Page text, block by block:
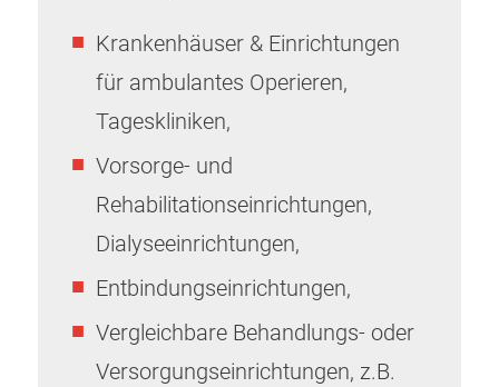
Krankenhäuser & Einrichtungen
für ambulantes Operieren,
Tageskliniken,
Vorsorge- und
Rehabilitationseinrichtungen,
Dialyseeinrichtungen,
Entbindungseinrichtungen,
Vergleichbare Behandlungs- oder
Versorgungseinrichtungen, z.B.